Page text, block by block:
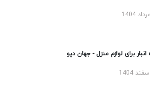
انبار برای لوازم منزل - جهان دپو